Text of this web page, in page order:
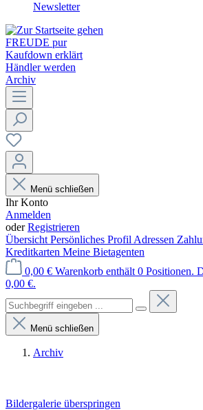
Newsletter
FREUDE pur
Kaufdown erklärt
Händler werden
Archiv
Menü schließen
Ihr Konto
Anmelden
oderRegistrieren
Übersicht Persönliches Profil Adressen
Kreditkarten Meine Bietagenten
0,00 € Warenkorb enthält 0 Positionen.
0,00 €.
Menü schließen
Archiv
Bildergalerie überspringen